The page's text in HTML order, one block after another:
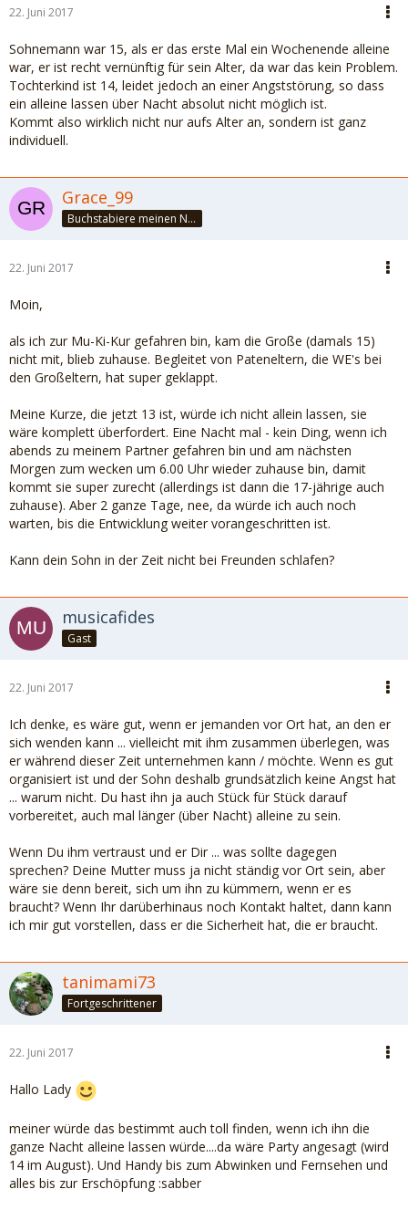
22. Juni 2017
Sohnemann war 15, als er das erste Mal ein Wochenende alleine
war, er ist recht vernünftig für sein Alter, da war das kein Problem.
Tochterkind ist 14, leidet jedoch an einer Angststörung, so dass
ein alleine lassen über Nacht absolut nicht möglich ist.
Kommt also wirklich nicht nur aufs Alter an, sondern ist ganz
individuell.
Grace_99
Buchstabiere meinen Namen - GÖTTIN :)
22. Juni 2017
Moin,
als ich zur Mu-Ki-Kur gefahren bin, kam die Große (damals 15)
nicht mit, blieb zuhause. Begleitet von Pateneltern, die WE's bei
den Großeltern, hat super geklappt.
Meine Kurze, die jetzt 13 ist, würde ich nicht allein lassen, sie
wäre komplett überfordert. Eine Nacht mal - kein Ding, wenn ich
abends zu meinem Partner gefahren bin und am nächsten
Morgen zum wecken um 6.00 Uhr wieder zuhause bin, damit
kommt sie super zurecht (allerdings ist dann die 17-jährige auch
zuhause). Aber 2 ganze Tage, nee, da würde ich auch noch
warten, bis die Entwicklung weiter vorangeschritten ist.
Kann dein Sohn in der Zeit nicht bei Freunden schlafen?
musicafides
Gast
22. Juni 2017
Ich denke, es wäre gut, wenn er jemanden vor Ort hat, an den er
sich wenden kann ... vielleicht mit ihm zusammen überlegen, was
er während dieser Zeit unternehmen kann / möchte. Wenn es gut
organisiert ist und der Sohn deshalb grundsätzlich keine Angst hat
... warum nicht. Du hast ihn ja auch Stück für Stück darauf
vorbereitet, auch mal länger (über Nacht) alleine zu sein.
Wenn Du ihm vertraust und er Dir ... was sollte dagegen
sprechen? Deine Mutter muss ja nicht ständig vor Ort sein, aber
wäre sie denn bereit, sich um ihn zu kümmern, wenn er es
braucht? Wenn Ihr darüberhinaus noch Kontakt haltet, dann kann
ich mir gut vorstellen, dass er die Sicherheit hat, die er braucht.
tanimami73
Fortgeschrittener
22. Juni 2017
Hallo Lady
meiner würde das bestimmt auch toll finden, wenn ich ihn die
ganze Nacht alleine lassen würde....da wäre Party angesagt (wird
14 im August). Und Handy bis zum Abwinken und Fernsehen und
alles bis zur Erschöpfung :sabber